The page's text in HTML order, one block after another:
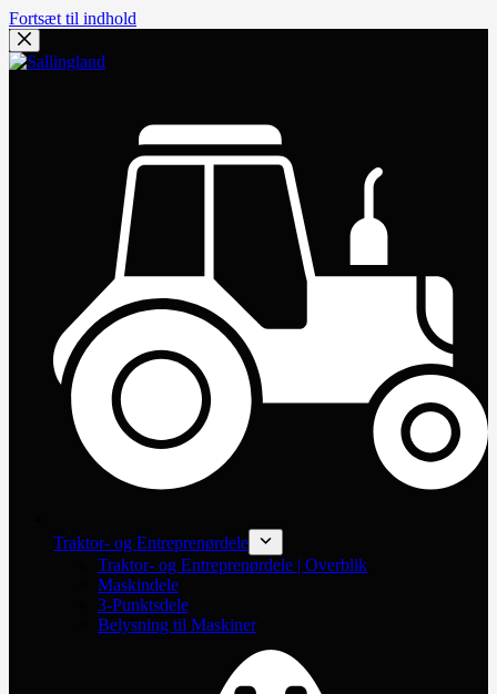
Fortsæt til indhold
Traktor- og Entreprenørdele
Traktor- og Entreprenørdele | Overblik
Maskindele
3-Punktsdele
Belysning til Maskiner